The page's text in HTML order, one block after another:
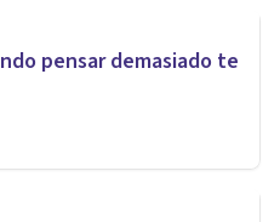
pensar demasiado te